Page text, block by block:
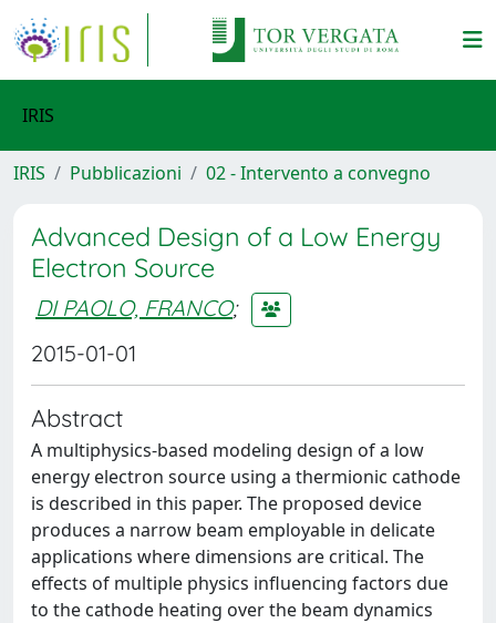
IRIS
IRIS Pubblicazioni 02 - Intervento a convegno
Advanced Design of a Low Energy
Electron Source
DI PAOLO, FRANCO;
2015-01-01
Abstract
A multiphysics-based modeling design of a low
energy electron source using a thermionic cathode
is described in this paper. The proposed device
produces a narrow beam employable in delicate
applications where dimensions are critical. The
effects of multiple physics influencing factors due
to the cathode heating over the beam dynamics